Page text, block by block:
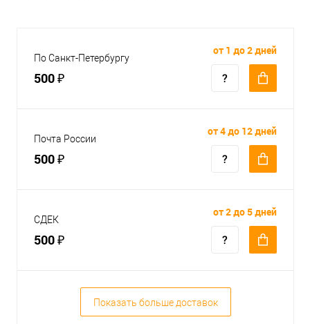
По Санкт-Петербургу
500 ₽
от 1 до 2 дней
Почта России
500 ₽
от 4 до 12 дней
СДЕК
500 ₽
от 2 до 5 дней
Показать больше доставок